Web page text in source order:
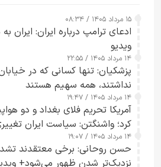
۱۵ مرداد ۱۴۰۵ / ۰۸:۳۴
ادعای ترامپ درباره ایران: ایران
ویدیو
۱۴ مرداد ۱۴۰۵ / ۲۲:۵۵
پزشکیان: تنها کسانی که در خیابان
نداشتند، همه سهیم هستند
۱۴ مرداد ۱۴۰۵ / ۱۹:۴۷
آمریکا تحریم فلای بغداد و دو
کرد؛ واشنگتن: سیاست ایران
۱۴ مرداد ۱۴۰۵ / ۱۹:۰۷
حسن روحانی: برخی معتقدند
نزدیک‌تر شدن ظهور می‌شود+